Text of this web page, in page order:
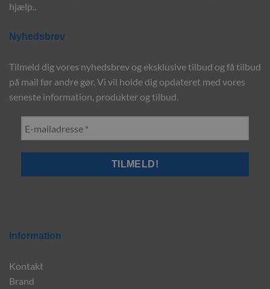
hjælp..
Nyhedsbrev
Tilmeld dig vores nyhedsbrev og eksklusive tilbud og få tilbud
på mail før andre gør. Vi vil holde dig opdateret med vores
seneste information, produkter og tilbud.
Information
Kontakt
Brand